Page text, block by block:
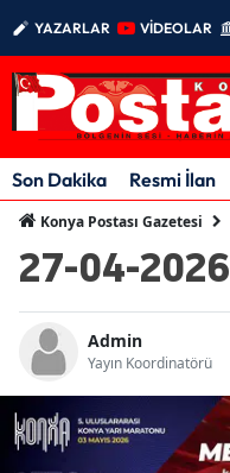
YAZARLAR VİDEOLAR
Son Dakika Resmi İlan
Konya Postası Gazetesi
27-04-2026
Admin
Yayın Koordinatörü